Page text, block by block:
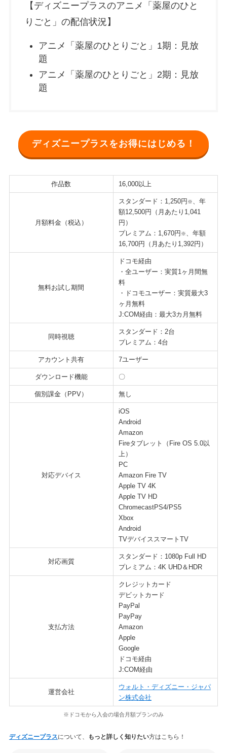
【ディズニープラスのアニメ「薬屋のひと
りごと」の配信状況】
アニメ「薬屋のひとりごと」1期：見放
題
アニメ「薬屋のひとりごと」2期：見放
題
ディズニープラスをお得にはじめる！
作品数 16,000以上
月額料金（税込）
スタンダード：1,250円 ※、年
額12,500円（月あたり1,041
円）
プレミアム：1,670円 ※、年額
16,700円（月あたり1,392円）
無料お試し期間
ドコモ経由
・全ユーザー：実質1ヶ月間無
料
・ドコモユーザー：実質最大3
ヶ月無料
J:COM経由：最大3カ月無料
同時視聴
スタンダード：2台
プレミアム：4台
アカウント共有 7ユーザー
ダウンロード機能 〇
個別課金（PPV） 無し
対応デバイス
iOS
Android
Amazon
Fireタブレット（Fire OS 5.0以
上）
PC
Amazon Fire TV
Apple TV 4K
Apple TV HD
ChromecastPS4/PS5
Xbox
Android
TVデバイススマートTV
対応画質
スタンダード：1080p Full HD
プレミアム：4K UHD＆HDR
支払方法
クレジットカード
デビットカード
PayPal
PayPay
Amazon
Apple
Google
ドコモ経由
J:COM経由
運営会社
ウォルト・ディズニー・ジャパ
ン株式会社
※ドコモから入会の場合月額プランのみ
ディズニープラスについて、 もっと詳しく知りたい方はこちら！